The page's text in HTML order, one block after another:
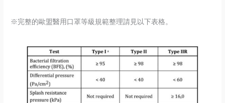
※完整的歐盟醫用口罩等級規範整理請見以下表格。